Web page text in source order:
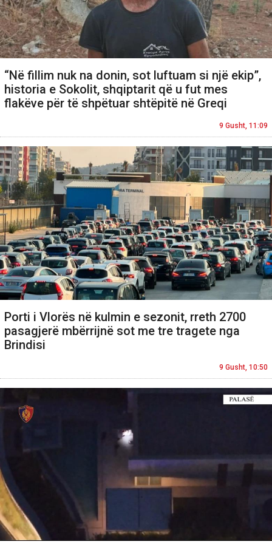
“Në fillim nuk na donin, sot luftuam si një ekip”,
historia e Sokolit, shqiptarit që u fut mes
flakëve për të shpëtuar shtëpitë në Greqi
9 Gusht, 11:09
Porti i Vlorës në kulmin e sezonit, rreth 2700
pasagjerë mbërrijnë sot me tre tragete nga
Brindisi
9 Gusht, 10:50